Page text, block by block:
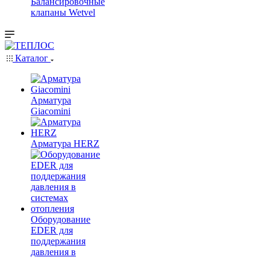
клапаны Wetvel
Каталог
Арматура
Giacomini
Арматура HERZ
Оборудование
EDER для
поддержания
давления в